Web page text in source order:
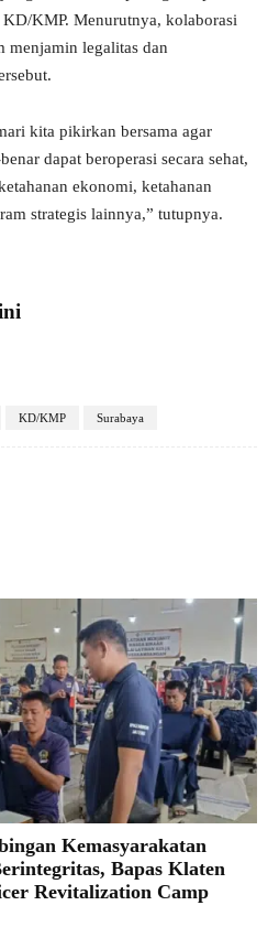
KMP. Menurutnya, kolaborasi
menjamin legalitas dan
kita pikirkan bersama agar
dapat beroperasi secara sehat,
ekonomi, ketahanan
strategis lainnya,” tutupnya.
KD/KMP Surabaya
Kemasyarakatan
Bapas Klaten
Revitalization Camp